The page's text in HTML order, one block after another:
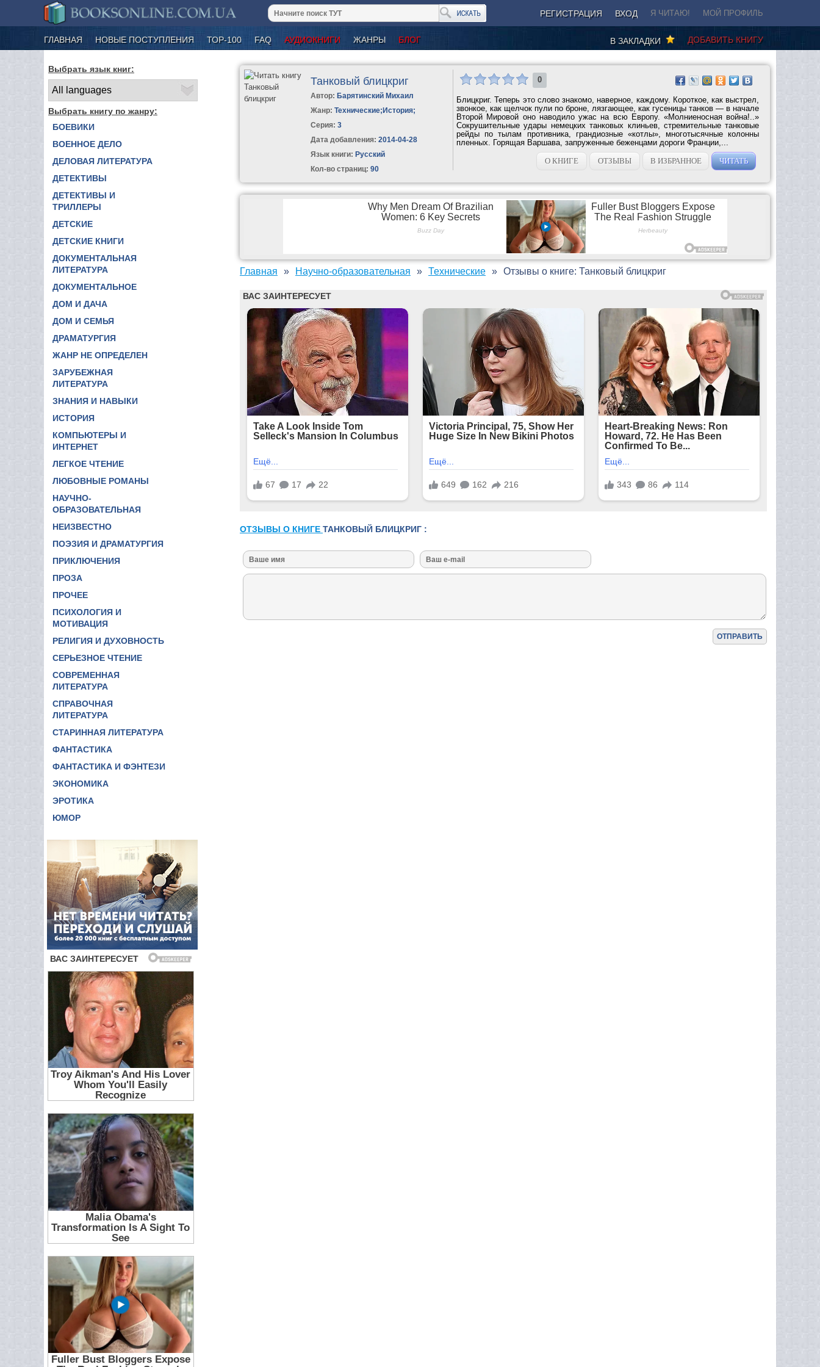
РЕГИСТРАЦИЯ ВХОД Я ЧИТАЮ! МОЙ ПРОФИЛЬ
ГЛАВНАЯ НОВЫЕ ПОСТУПЛЕНИЯ ТОР-100 FAQ АУДИОКНИГИ ЖАНРЫ БЛОГ ДОБАВИТЬ КНИГУ
В ЗАКЛАДКИ
Выбрать язык книг:
Выбрать книгу по жанру:
БОЕВИКИ
ВОЕННОЕ ДЕЛО
ДЕЛОВАЯ ЛИТЕРАТУРА
ДЕТЕКТИВЫ
ДЕТЕКТИВЫ И
ТРИЛЛЕРЫ
ДЕТСКИЕ
ДЕТСКИЕ КНИГИ
ДОКУМЕНТАЛЬНАЯ
ЛИТЕРАТУРА
ДОКУМЕНТАЛЬНОЕ
ДОМ И ДАЧА
ДОМ И СЕМЬЯ
ДРАМАТУРГИЯ
ЖАНР НЕ ОПРЕДЕЛЕН
ЗАРУБЕЖНАЯ
ЛИТЕРАТУРА
ЗНАНИЯ И НАВЫКИ
ИСТОРИЯ
КОМПЬЮТЕРЫ И
ИНТЕРНЕТ
ЛЕГКОЕ ЧТЕНИЕ
ЛЮБОВНЫЕ РОМАНЫ
НАУЧНО-
ОБРАЗОВАТЕЛЬНАЯ
НЕИЗВЕСТНО
ПОЭЗИЯ И ДРАМАТУРГИЯ
ПРИКЛЮЧЕНИЯ
ПРОЗА
ПРОЧЕЕ
ПСИХОЛОГИЯ И
МОТИВАЦИЯ
РЕЛИГИЯ И ДУХОВНОСТЬ
СЕРЬЕЗНОЕ ЧТЕНИЕ
СОВРЕМЕННАЯ
ЛИТЕРАТУРА
СПРАВОЧНАЯ
ЛИТЕРАТУРА
СТАРИННАЯ ЛИТЕРАТУРА
ФАНТАСТИКА
ФАНТАСТИКА И ФЭНТЕЗИ
ЭКОНОМИКА
ЭРОТИКА
ЮМОР
Танковый блицкриг
Автор: Барятинский Михаил
Жанр: Технические; История;
Серия:3
Дата добавления: 2014-04-28
Язык книги: Русский
Кол-во страниц: 90
0
Блицкриг. Теперь это слово знакомо, наверное, каждому. Короткое, как выстрел,
звонкое, как щелчок пули по броне, лязгающее, как гусеницы танков — в начале
Второй Мировой оно наводило ужас на всю Европу. «Молниеносная война!..»
Сокрушительные удары немецких танковых клиньев, стремительные танковые
рейды по тылам противника, грандиозные «котлы», многотысячные колонны
пленных. Горящая Варшава, запруженные беженцами дороги Франции,...
О КНИГЕ
ОТЗЫВЫ В ИЗБРАННОЕ ЧИТАТЬ
Главная Научно-образовательная Технические Отзывы о книге: Танковый блицкриг
ОТЗЫВЫ О КНИГЕ ТАНКОВЫЙ БЛИЦКРИГ :